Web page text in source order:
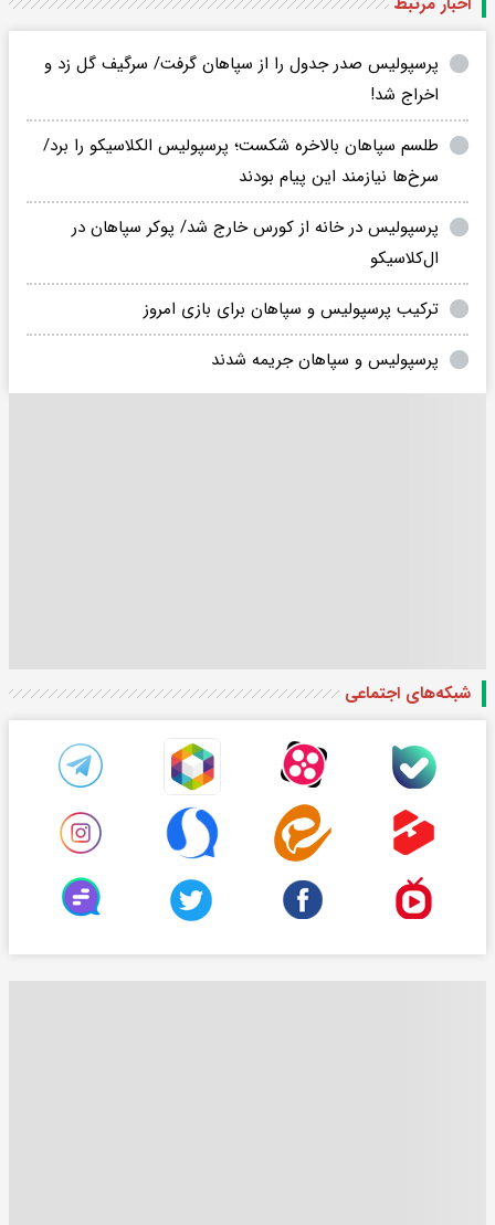
پرسپولیس صدر جدول را از سپاهان گرفت/ سرگیف گل زد و
اخراج شد!
طلسم سپاهان بالاخره شکست؛ پرسپولیس الکلاسیکو را برد/
سرخ‌ها نیازمند این پیام بودند
پرسپولیس در خانه از کورس خارج شد/ پوکر سپاهان در
ال‌کلاسیکو
ترکیب پرسپولیس و سپاهان برای بازی امروز
پرسپولیس و سپاهان جریمه شدند
شبکه‌های اجتماعی